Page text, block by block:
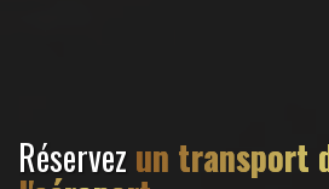
Réservez un transport